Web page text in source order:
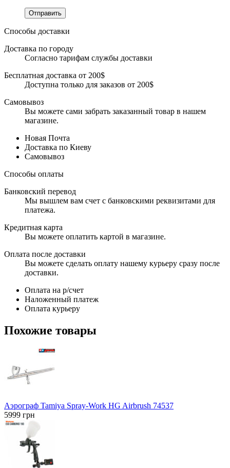
Отправить
Способы доставки
Доставка по городу
Согласно тарифам службы доставки
Бесплатная доставка от 200$
Доступна только для заказов от 200$
Самовывоз
Вы можете сами забрать заказанный товар в нашем
магазине.
Новая Почта
Доставка по Киеву
Самовывоз
Способы оплаты
Банковский перевод
Мы вышлем вам счет с банковскими реквизитами для
платежа.
Кредитная карта
Вы можете оплатить картой в магазине.
Оплата после доставки
Вы можете сделать оплату нашему курьеру сразу после
доставки.
Оплата на р/счет
Наложенный платеж
Оплата курьеру
Похожие товары
Аэрограф Tamiya Spray-Work HG Airbrush 74537
5999 грн